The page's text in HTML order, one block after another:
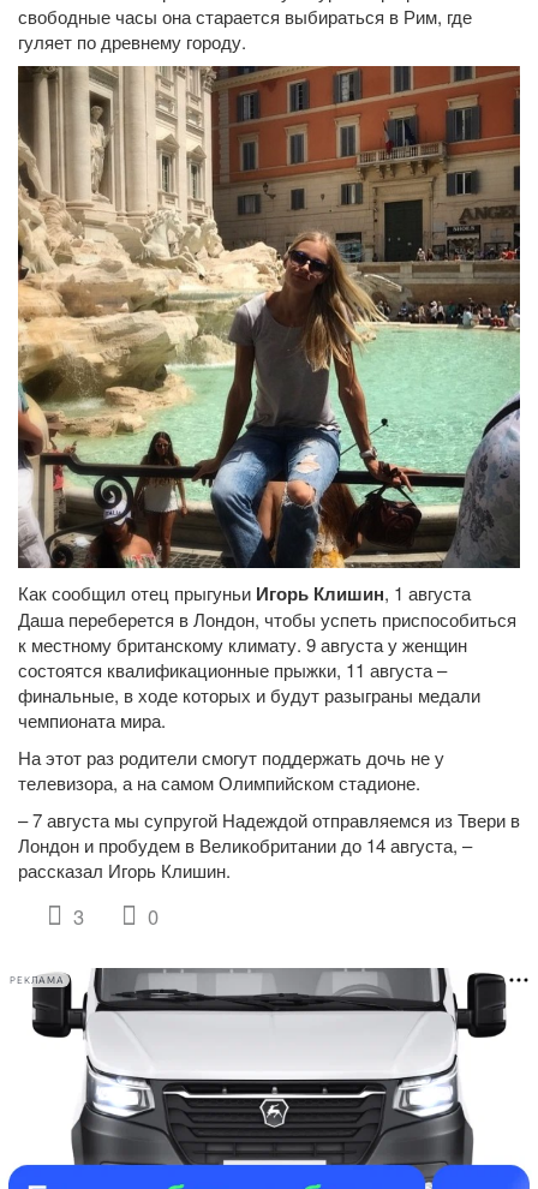
свободные часы она старается выбираться в Рим, где
гуляет по древнему городу.
Как сообщил отец прыгуньи Игорь Клишин, 1 августа
Даша переберется в Лондон, чтобы успеть приспособиться
к местному британскому климату. 9 августа у женщин
состоятся квалификационные прыжки, 11 августа –
финальные, в ходе которых и будут разыграны медали
чемпионата мира.
На этот раз родители смогут поддержать дочь не у
телевизора, а на самом Олимпийском стадионе.
– 7 августа мы супругой Надеждой отправляемся из Твери в
Лондон и пробудем в Великобритании до 14 августа, –
рассказал Игорь Клишин.
3 0
РЕКЛАМА